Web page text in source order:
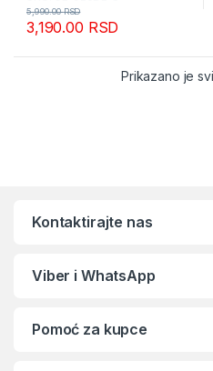
3,190.00 RSD
5,990.00RSD
Prikazano je
Kontaktirajte nas
Viber i WhatsApp
Pomoć za kupce